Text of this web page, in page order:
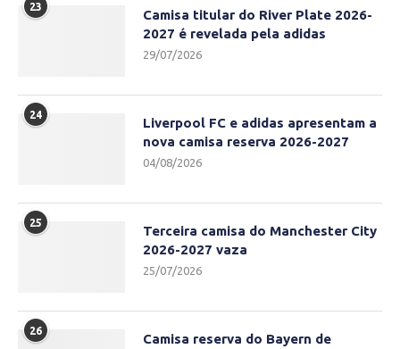
23
Camisa titular do River Plate 2026-
2027 é revelada pela adidas
29/07/2026
24
Liverpool FC e adidas apresentam a
nova camisa reserva 2026-2027
04/08/2026
25
Terceira camisa do Manchester City
2026-2027 vaza
25/07/2026
26
Camisa reserva do Bayern de